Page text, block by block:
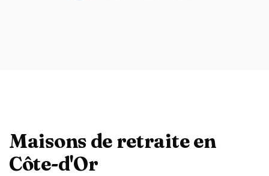
Maisons de retraite en
Côte-d'Or